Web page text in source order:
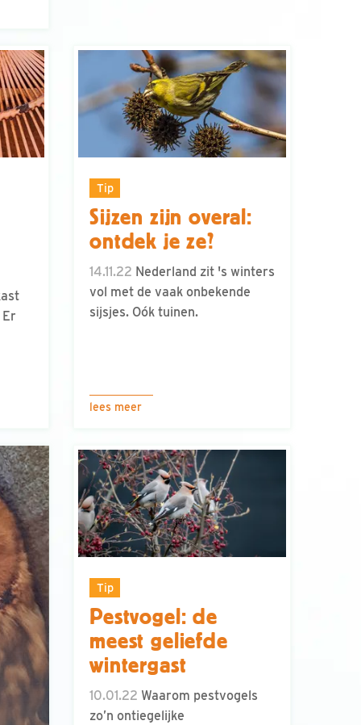
Tip
Sijzen zijn overal:
ontdek je ze?
14.11.22 Nederland zit 's winters
vol met de vaak onbekende
sijsjes. Oók tuinen.
lees meer
Tip
Pestvogel: de
meest geliefde
wintergast
10.01.22 Waarom pestvogels
zo’n ontiegelijke